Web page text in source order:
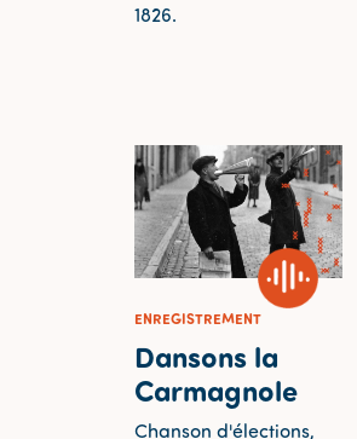
1826.
ENREGISTREMENT
Dansons la
Carmagnole
Chanson d'élections,